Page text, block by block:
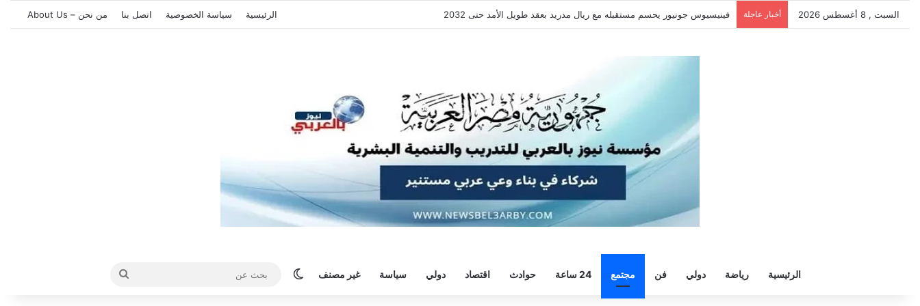
السبت , 8 أغسطس 2026 أخبار عاجلة سيلتيك يكثف مفاوضاته لحسم صفقة هيثم حسن.. واللاعب يُرحب الرئيسية سياسة الخصوصية اتصل بنا من نحن – About Us
الرئيسية رياضة دولي فن مجتمع 24 ساعة حوادث اقتصاد دولي سياسة غير مصنف الوضع المظلم
بحث